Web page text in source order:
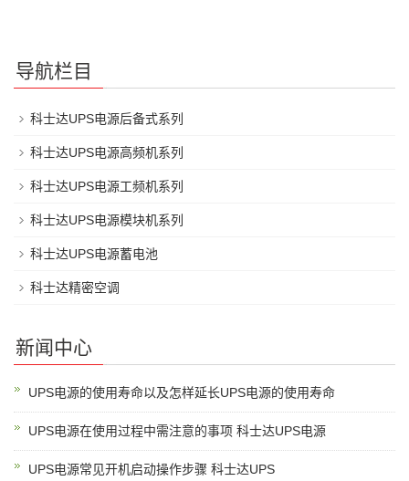
导航栏目
科士达UPS电源后备式系列
科士达UPS电源高频机系列
科士达UPS电源工频机系列
科士达UPS电源模块机系列
科士达UPS电源蓄电池
科士达精密空调
新闻中心
UPS电源的使用寿命以及怎样延长UPS电源的使用寿命
UPS电源在使用过程中需注意的事项 科士达UPS电源
UPS电源常见开机启动操作步骤 科士达UPS